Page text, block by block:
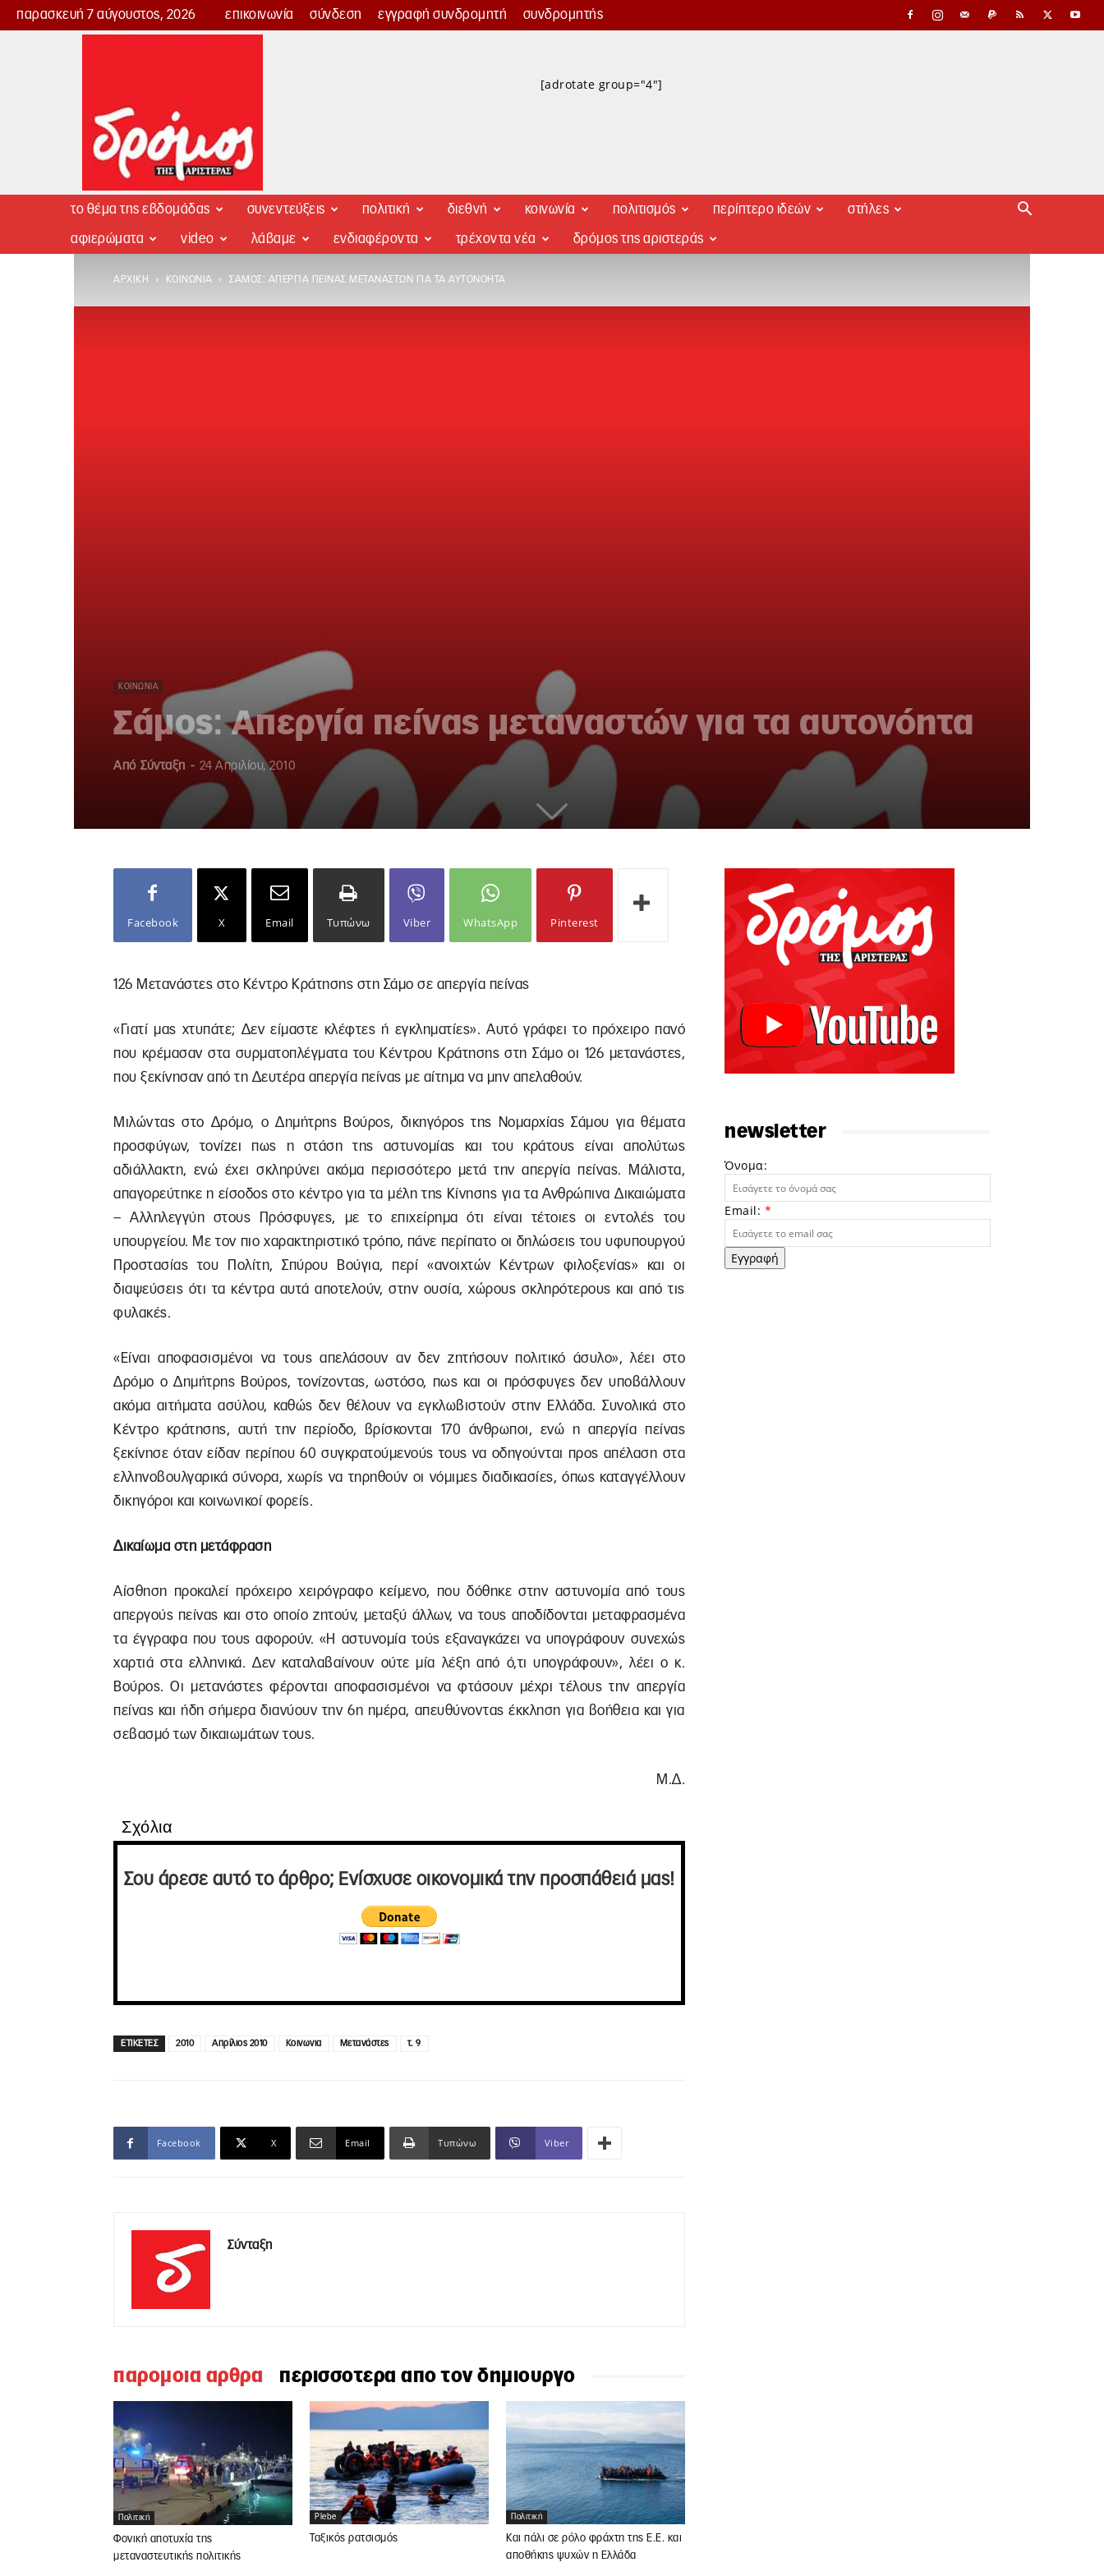
παρασκευή 7 αύγουστος, 2026 επικοινωνία σύνδεση εγγραφή συνδρομητή συνδρομητής
Δρόμος
[adrotate group="4"]
το θέμα της εβδομάδας συνεντεύξεις πολιτική διεθνή κοινωνία πολιτισμός περίπτερο ιδεών στήλες
αφιερώματα video λάβαμε ενδιαφέροντα τρέχοντα νέα δρόμος της αριστεράς
ΑΡΧΙΚΉ ΚΟΙΝΩΝΊΑ ΣΆΜΟΣ: ΑΠΕΡΓΊΑ ΠΕΊΝΑΣ ΜΕΤΑΝΑΣΤΏΝ ΓΙΑ ΤΑ ΑΥΤΟΝΌΗΤΑ
ΚΟΙΝΩΝΊΑ
Σάμος: Απεργία πείνας μεταναστών για τα αυτονόητα
Από Σύνταξη - 24 Απριλίου, 2010
Facebook X Email Τυπώνω Viber WhatsApp Pinterest
126 Μετανάστες στο Κέντρο Κράτησης στη Σάμο σε απεργία πείνας
«Γιατί μας χτυπάτε; Δεν είμαστε κλέφτες ή εγκληματίες». Αυτό γράφει το πρόχειρο πανό
που κρέμασαν στα συρματοπλέγματα του Κέντρου Κράτησης στη Σάμο οι 126 μετανάστες,
που ξεκίνησαν από τη Δευτέρα απεργία πείνας με αίτημα να μην απελαθούν.
Μιλώντας στο Δρόμο, ο Δημήτρης Βούρος, δικηγόρος της Νομαρχίας Σάμου για θέματα
προσφύγων, τονίζει πως η στάση της αστυνομίας και του κράτους είναι απολύτως
αδιάλλακτη, ενώ έχει σκληρύνει ακόμα περισσότερο μετά την απεργία πείνας. Μάλιστα,
απαγορεύτηκε η είσοδος στο κέντρο για τα μέλη της Κίνησης για τα Ανθρώπινα Δικαιώματα
– Αλληλεγγύη στους Πρόσφυγες, με το επιχείρημα ότι είναι τέτοιες οι εντολές του
υπουργείου. Με τον πιο χαρακτηριστικό τρόπο, πάνε περίπατο οι δηλώσεις του υφυπουργού
Προστασίας του Πολίτη, Σπύρου Βούγια, περί «ανοιχτών Κέντρων φιλοξενίας» και οι
διαψεύσεις ότι τα κέντρα αυτά αποτελούν, στην ουσία, χώρους σκληρότερους και από τις
φυλακές.
«Είναι αποφασισμένοι να τους απελάσουν αν δεν ζητήσουν πολιτικό άσυλο», λέει στο
Δρόμο ο Δημήτρης Βούρος, τονίζοντας, ωστόσο, πως και οι πρόσφυγες δεν υποβάλλουν
ακόμα αιτήματα ασύλου, καθώς δεν θέλουν να εγκλωβιστούν στην Ελλάδα. Συνολικά στο
Κέντρο κράτησης, αυτή την περίοδο, βρίσκονται 170 άνθρωποι, ενώ η απεργία πείνας
ξεκίνησε όταν είδαν περίπου 60 συγκρατούμενούς τους να οδηγούνται προς απέλαση στα
ελληνοβουλγαρικά σύνορα, χωρίς να τηρηθούν οι νόμιμες διαδικασίες, όπως καταγγέλλουν
δικηγόροι και κοινωνικοί φορείς.
Δικαίωμα στη μετάφραση
Αίσθηση προκαλεί πρόχειρο χειρόγραφο κείμενο, που δόθηκε στην αστυνομία από τους
απεργούς πείνας και στο οποίο ζητούν, μεταξύ άλλων, να τους αποδίδονται μεταφρασμένα
τα έγγραφα που τους αφορούν. «Η αστυνομία τούς εξαναγκάζει να υπογράφουν συνεχώς
χαρτιά στα ελληνικά. Δεν καταλαβαίνουν ούτε μία λέξη από ό,τι υπογράφουν», λέει ο κ.
Βούρος. Οι μετανάστες φέρονται αποφασισμένοι να φτάσουν μέχρι τέλους την απεργία
πείνας και ήδη σήμερα διανύουν την 6η ημέρα, απευθύνοντας έκκληση για βοήθεια και για
σεβασμό των δικαιωμάτων τους.
Μ.Δ.
Σχόλια
Σου άρεσε αυτό το άρθρο; Ενίσχυσε οικονομικά την προσπάθειά μας!
ΕΤΙΚΕΤΕΣ 2010 Απρίλιος 2010 Κοινωνια Μετανάστες τ. 9
Facebook X Email Τυπώνω Viber
Σύνταξη
παρομοια αρθρα περισσοτερα απο τον δημιουργο
Πολιτική
Φονική αποτυχία της
μεταναστευτικής πολιτικής
Plebe
Ταξικός ρατσισμός
Πολιτική
Και πάλι σε ρόλο φράχτη της Ε.Ε. και
αποθήκης ψυχών η Ελλάδα
newsletter
Όνομα:
Email: *
Εγγραφή